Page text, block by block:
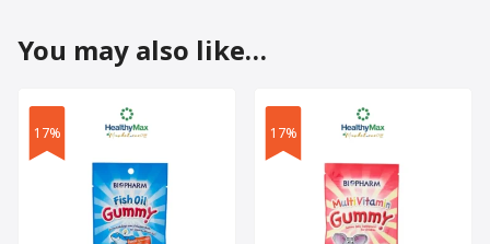
You may also like…
17% 17%